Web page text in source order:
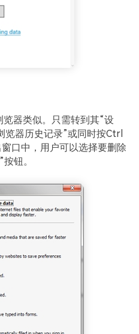
器类似。只需转到其“设
器历史记录”或同时按Ctrl
口中，用户可以选择要删除
钮。